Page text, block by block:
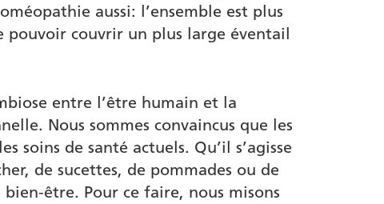
aussi: l’ensemble est plus
pouvoir couvrir un plus large éventail
entre l’être humain et la
Nous sommes convaincus que les
soins de santé actuels. Qu’il s’agisse
de sucettes, de pommades ou de
être. Pour ce faire, nous misons